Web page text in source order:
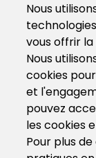
Nous
vous offrir
Nous
cookies
et
pouvez
les cookies
Pour plus